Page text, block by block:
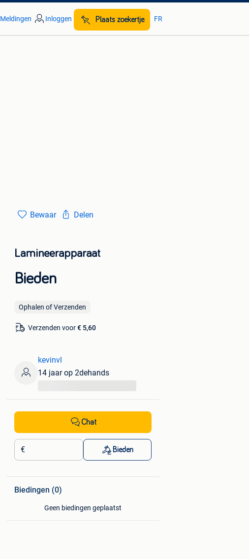
Meldingen Inloggen Plaats zoekertje FR
Bewaar Delen
Lamineerapparaat
Bieden
Ophalen of Verzenden
Verzenden voor€ 5,60
kevinvl
14 jaar op 2dehands
Chat
€ Bieden
Biedingen (0)
Geen biedingen geplaatst